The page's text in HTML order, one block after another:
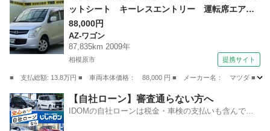
ットシート キーレスエントリー 運転席エアバ
ック 助手席エアバック 盗難防止装置 パワー
ステアリング パワ－ウィンドウ ベンチシー
ト エアコンクーラー （検10.8）
88,000円
AZ-ワゴン
87,835km 2009年
相模原市 提携サイト
■ 支払総額: 13.8万円 ■ 車両本体価格： 88,000 円 ■ メーカー名： マツダ ■
神奈川 相模原市 AZ-ワゴン
【自社ローン】審査通らない方へ
IDOMの自社ローンは税金・車検の支払いも含んでい